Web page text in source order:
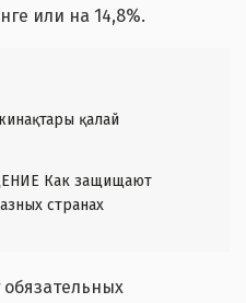
или на 14,8%.
қалай
Как защищают
странах